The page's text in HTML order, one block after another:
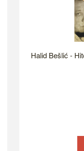
Halid Bešlić -